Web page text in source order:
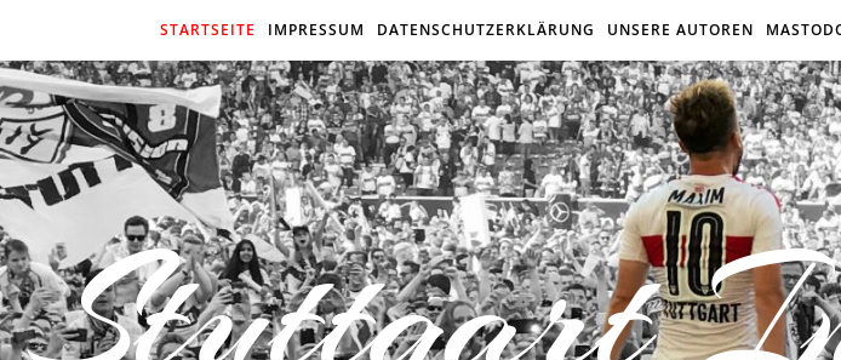
STARTSEITE IMPRESSUM DATENSCHUTZERKLÄRUNG UNSERE AUTOREN